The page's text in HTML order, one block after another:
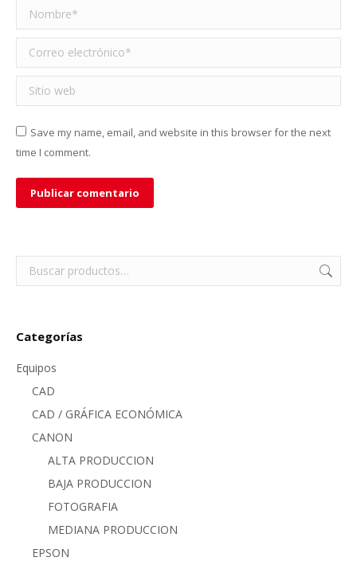
Nombre *
Correo electrónico *
Sitio web
Save my name, email, and website in this browser for the next
time I comment.
Publicar comentario
Categorías
Equipos
CAD
CAD / GRÁFICA ECONÓMICA
CANON
ALTA PRODUCCION
BAJA PRODUCCION
FOTOGRAFIA
MEDIANA PRODUCCION
EPSON